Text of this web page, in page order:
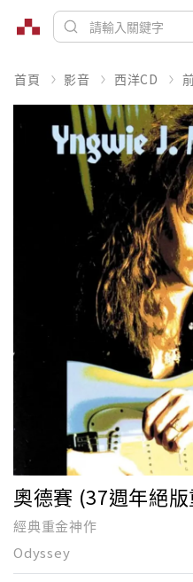
首頁 影音 西洋CD
奧德賽 (37週年絕
經典重金神作
Odyssey